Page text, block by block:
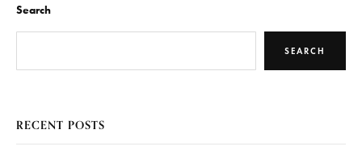
Search
SEARCH
RECENT POSTS